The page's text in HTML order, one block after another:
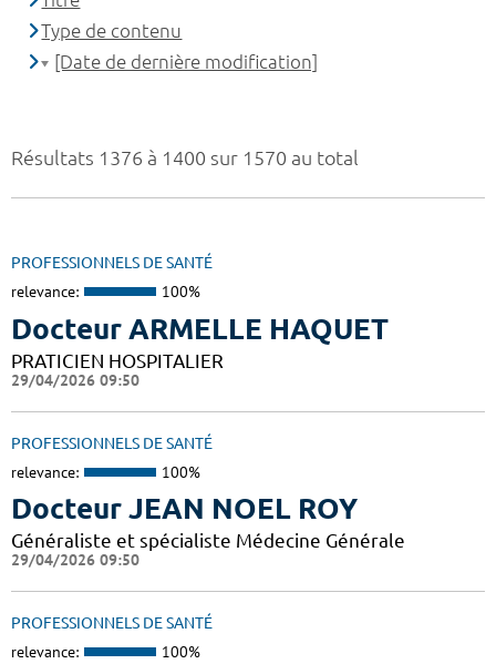
Résultats 1376 à 1400 sur 1570 au total
PROFESSIONNELS DE SANTÉ
relevance: 100%
Docteur ARMELLE HAQUET
PRATICIEN HOSPITALIER
29/04/2026 09:50
PROFESSIONNELS DE SANTÉ
relevance: 100%
Docteur JEAN NOEL ROY
Généraliste et spécialiste Médecine Générale
29/04/2026 09:50
PROFESSIONNELS DE SANTÉ
relevance: 100%
Type de contenu
[Date de dernière modification]